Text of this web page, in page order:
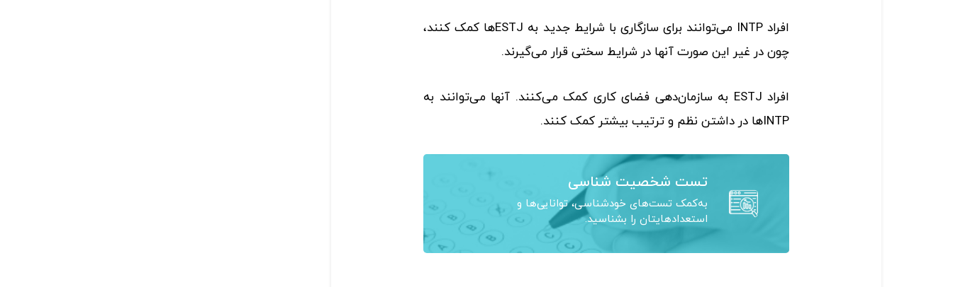
افراد INTP‌ می‌توانند برای سازگاری با شرایط جدید به ESTJها کمک کنند،
چون در غیر این صورت آنها در شرایط سختی قرار می‌گیرند.
افراد ESTJ‌ به سازمان‌دهی فضای کاری کمک می‌کنند. آنها می‌توانند به
INTPها در داشتن نظم و ترتیب بیشتر کمک کنند.
تست شخصیت شناسی
به‌کمک تست‌های خودشناسی، توانایی‌ها و
استعدادهایتان را بشناسید.